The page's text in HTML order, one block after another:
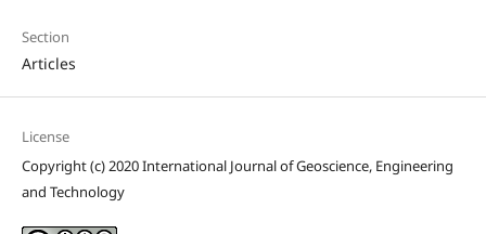
Section
Articles
License
Copyright (c) 2020 International Journal of Geoscience, Engineering
and Technology